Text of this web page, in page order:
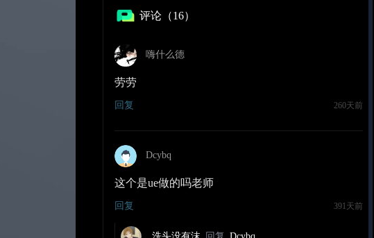
评论（16）
嗨什么德
劳劳
回复 260天前
Dcybq
这个是ue做的吗老师
回复 391天前